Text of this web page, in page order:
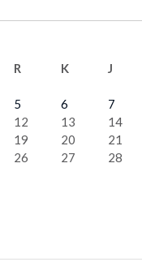
R K J
5 6 7
12 13 14
19 20 21
26 27 28